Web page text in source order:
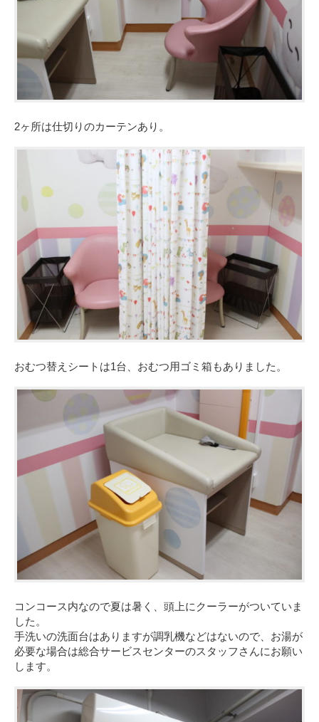
2ヶ所は仕切りのカーテンあり。
おむつ替えシートは1台、おむつ用ゴミ箱もありました。
コンコース内なので夏は暑く、頭上にクーラーがついていま
した。
手洗いの洗面台はありますが調乳機などはないので、お湯が
必要な場合は総合サービスセンターのスタッフさんにお願い
します。